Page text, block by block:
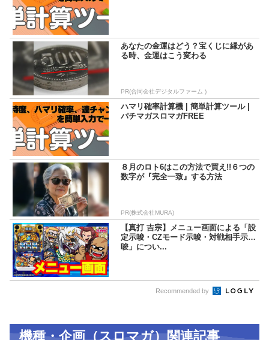
あなたの金運はどう？宝くじに縁があ
る時、金運はこう変わる
PR(合同会社デジタルファーム )
ハマリ確率計算機 | 簡単計算ツール |
パチマガスロマガFREE
８月のロト6はこの方法で買え!!６つの
数字が『完全一致』する方法
PR(株式会社MURA)
【真打 吉宗】メニュー画面による「設
定示唆・CZモード示唆・対戦相手示
唆」につい...
Recommended by
機種・企画（スロマガ）関連記事